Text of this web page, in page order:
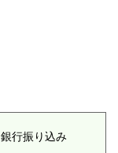
銀行振り込み